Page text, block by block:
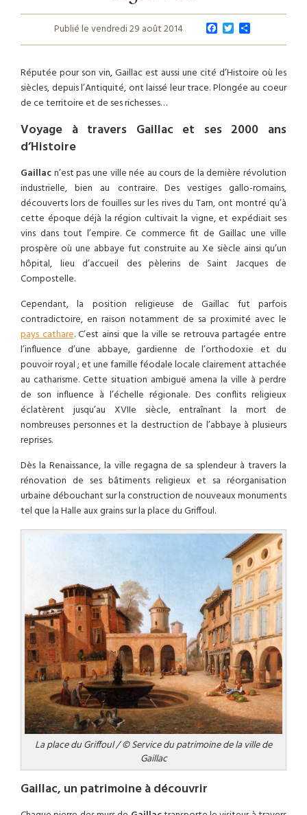
Publié le vendredi 29 août 2014
c
b
o
o
T
w
i
t
e
r
r
a
g
e
Réputée pour son vin, Gaillac est aussi une cité d’Histoire où les
siècles, depuis l’Antiquité, ont laissé leur trace. Plongée au coeur
de ce territoire et de ses richesses…
Voyage à travers Gaillac et ses 2000 ans
d’Histoire
Gaillacn’est pas une ville née au cours de la dernière révolution
industrielle, bien au contraire. Des vestiges gallo-romains,
découverts lors de fouilles sur les rives du Tarn, ont montré qu’à
cette époque déjà la région cultivait la vigne, et expédiait ses
vins dans tout l’empire. Ce commerce fit de Gaillac une ville
prospère où une abbaye fut construite au Xe siècle ainsi qu’un
hôpital, lieu d’accueil des pèlerins de Saint Jacques de
Compostelle.
Cependant, la position religieuse de Gaillac fut parfois
contradictoire, en raison notamment de sa proximité avec le
pays cathare. C’est ainsi que la ville se retrouva partagée entre
l’influence d’une abbaye, gardienne de l’orthodoxie et du
pouvoir royal ; et une famille féodale locale clairement attachée
au catharisme. Cette situation ambiguë amena la ville à perdre
de son influence à l’échelle régionale. Des conflits religieux
éclatèrent jusqu’au XVIIe siècle, entraînant la mort de
nombreuses personnes et la destruction de l’abbaye à plusieurs
reprises.
Dès la Renaissance, la ville regagna de sa splendeur à travers la
rénovation de ses bâtiments religieux et sa réorganisation
urbaine débouchant sur la construction de nouveaux monuments
tel que la Halle aux grains sur la place du Griffoul.
La place du Griffoul / © Service du patrimoine de la ville de
Gaillac
Gaillac, un patrimoine à découvrir